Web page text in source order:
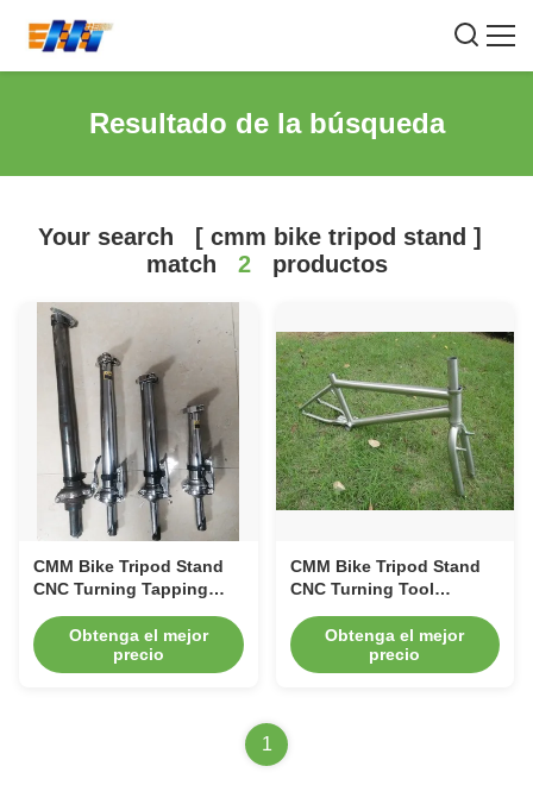
Resultado de la búsqueda
Your search [ cmm bike tripod stand ]
match 2productos
CMM Bike Tripod Stand
CNC Turning Tapping
Obtenga el mejor
precio
CMM Bike Tripod Stand
CNC Turning Tool
Suspension Fork
Obtenga el mejor
precio
1